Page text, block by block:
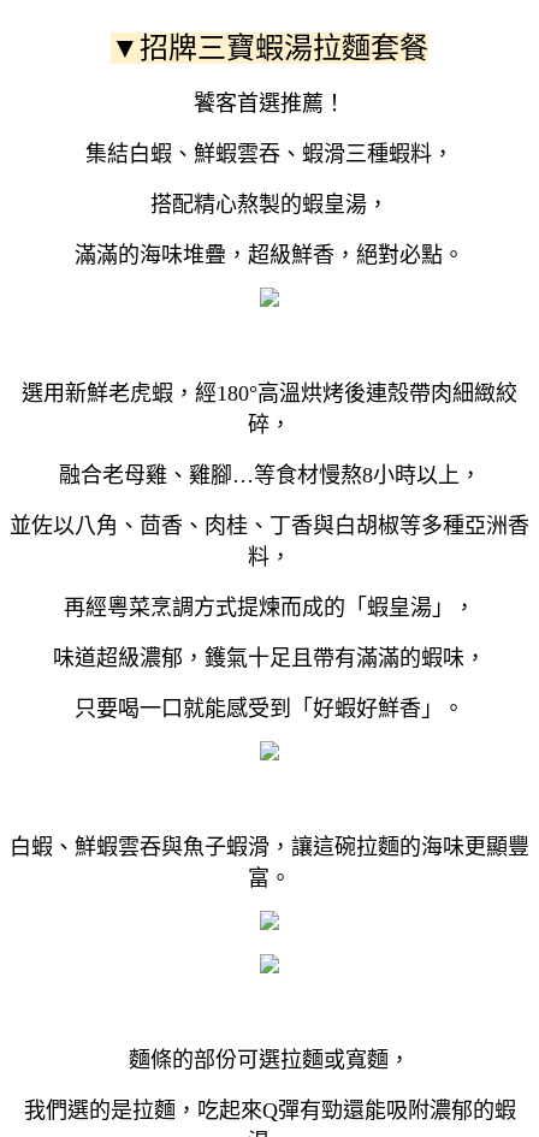
▼招牌三寶蝦湯拉麵套餐
饕客首選推薦！
集結白蝦、鮮蝦雲吞、蝦滑三種蝦料，
搭配精心熬製的蝦皇湯，
滿滿的海味堆疊，超級鮮香，絕對必點。
選用新鮮老虎蝦，經180°高溫烘烤後連殼帶肉細緻絞
碎，
融合老母雞、雞腳…等食材慢熬8小時以上，
並佐以八角、茴香、肉桂、丁香與白胡椒等多種亞洲香
料，
再經粵菜烹調方式提煉而成的「蝦皇湯」，
味道超級濃郁，鑊氣十足且帶有滿滿的蝦味，
只要喝一口就能感受到「好蝦好鮮香」。
白蝦、鮮蝦雲吞與魚子蝦滑，讓這碗拉麵的海味更顯豐
富。
麵條的部份可選拉麵或寬麵，
我們選的是拉麵，吃起來Q彈有勁還能吸附濃郁的蝦